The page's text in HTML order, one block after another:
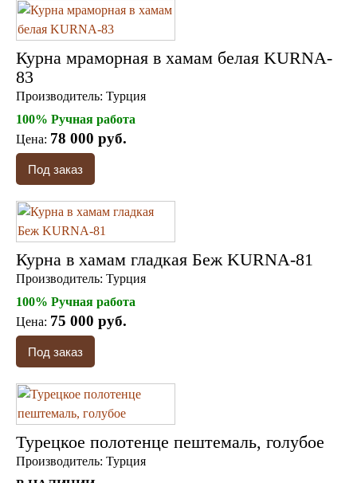
Курна мраморная в хамам белая KURNA-
83
Производитель: Турция
100% Ручная работа
Цена: 78 000 руб.
Курна в хамам гладкая Беж KURNA-81
Производитель: Турция
100% Ручная работа
Цена: 75 000 руб.
Турецкое полотенце пештемаль, голубое
Производитель: Турция